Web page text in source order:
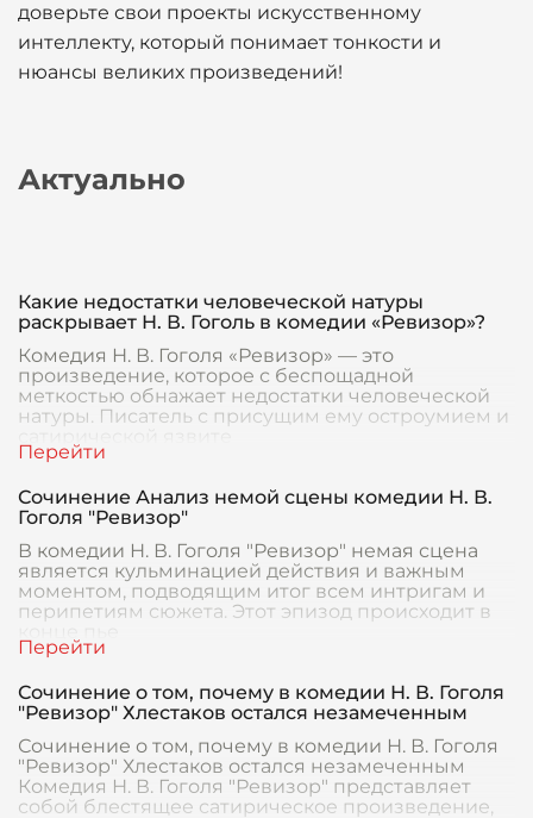
доверьте свои проекты искусственному
интеллекту, который понимает тонкости и
нюансы великих произведений!
Актуально
Какие недостатки человеческой натуры
раскрывает Н. В. Гоголь в комедии «Ревизор»?
Комедия Н. В. Гоголя «Ревизор» — это
произведение, которое с беспощадной
меткостью обнажает недостатки человеческой
натуры. Писатель с присущим ему остроумием и
Сочинение Анализ немой сцены комедии Н. В.
Гоголя "Ревизор"
В комедии Н. В. Гоголя "Ревизор" немая сцена
является кульминацией действия и важным
моментом, подводящим итог всем интригам и
перипетиям сюжета. Этот эпизод происходит в
Сочинение о том, почему в комедии Н. В. Гоголя
"Ревизор" Хлестаков остался незамеченным
Сочинение о том, почему в комедии Н. В. Гоголя
"Ревизор" Хлестаков остался незамеченным
Комедия Н. В. Гоголя "Ревизор" представляет
собой блестящее сатирическое произведение,